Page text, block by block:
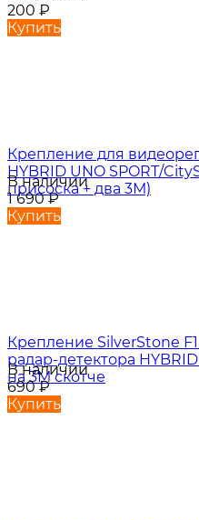
200 ₽
Купить
Крепление для
HYBRID UNO SPORT/
присоска + два 3М)
В наличии
1 690₽
Купить
Крепление SilverStone
радар-детектора HYBRID
на 3М скотче
В наличии
690₽
Купить